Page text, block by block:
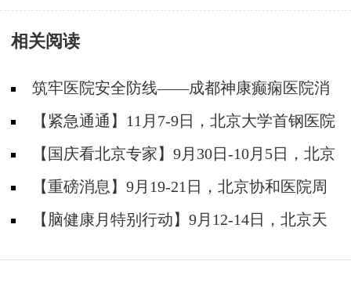
相关阅读
筑牢医院安全防线——成都神康癫痫医院消
防安全培训纪实
【紧急通通】11月7-9日，北京大学首钢医院
神经内科胡颖教授亲临成都会诊，破解癫痫疑难
【国庆看北京专家】9月30日-10月5日，北京
天坛&首钢医院两大专家蓉城亲诊+癫痫大额救
助，速约！
【重磅消息】9月19-21日，北京协和医院周
祥琴教授成都领衔会诊，共筑全年龄段抗癫防
【脑健康月特别行动】9月12-14日，北京天